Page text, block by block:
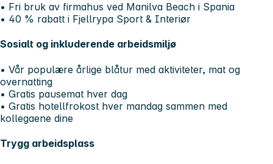
• Fri bruk av firmahus ved Manilva Beach i Spania
• 40 % rabatt i Fjellrypa Sport & Interiør
Sosialt og inkluderende arbeidsmiljø
• Vår populære årlige blåtur med aktiviteter, mat og
overnatting
• Gratis pausemat hver dag
• Gratis hotellfrokost hver mandag sammen med
kollegaene dine
Trygg arbeidsplass